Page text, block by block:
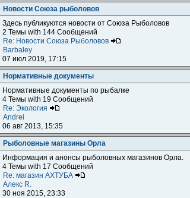
Новости Союза рыболовов
Здесь публикуются новости от Союза Рыболовов
2 Темы with 144 Сообщений
Re: Новости Союза Рыболовов
Barbaley
07 июл 2019, 17:15
Нормативные документы
Нормативные документы по рыбалке
4 Темы with 19 Сообщений
Re: Экология
Andrei
06 авг 2013, 15:35
Рыболовные магазины Орла
Информация и анонсы рыболовных магазинов Орла.
4 Темы with 17 Сообщений
Re: магазин АХТУБА
Алекс R.
30 ноя 2015, 23:33